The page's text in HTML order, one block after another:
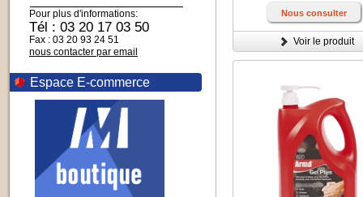
Pour plus d'informations:
Tél : 03 20 17 03 50
Fax : 03 20 93 24 51
nous contacter par email
Espace E-commerce
Nous consulter
Voir le produit